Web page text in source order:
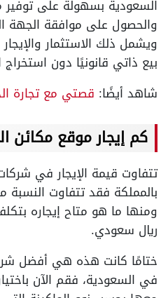
السعودية بسهولة على توفير
والحصول على موافقة الجهة
ويشمل ذلك الاستثمار
بيع ذاتي قانونيًا دون
شاهد أيضًا: قصتي مع تجارة
كم إيجار موقع مكائن
تتفاوت قيمة الإيجار في
ومنها ما هو متاح إيجاره
ريال سعودي.
ختامًا كانت هذه هي أفضل
في السعودية، فقم الآن